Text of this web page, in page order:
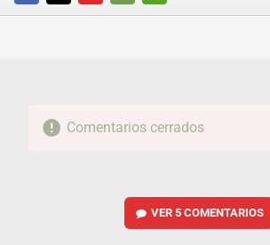
FACEBOOKTWITTERFLIPBOARD
E-
WHATSAPP
Comentarios cerrados
VER5 COMENTARIOS